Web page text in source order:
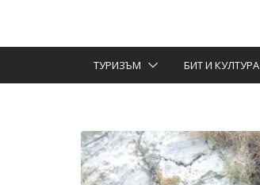
ТУРИЗЪМ БИТ И КУЛТУРА